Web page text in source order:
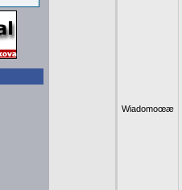
Wiadomoœæ